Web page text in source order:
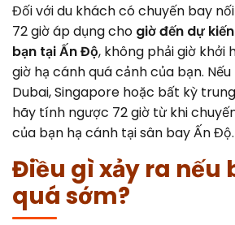
Đối với du khách có chuyến bay
72 giờ áp dụng cho giờ đến dự
bạn tại Ấn Độ, không phải giờ khởi
giờ hạ cánh quá cảnh của bạn.
Dubai, Singapore hoặc bất kỳ
hãy tính ngược 72 giờ từ khi
của bạn hạ cánh tại sân bay Ấn Độ.
Điều gì xảy ra nếu
quá sớm?